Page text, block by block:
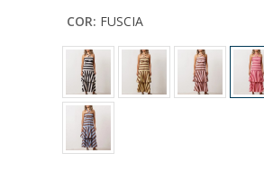
COR: FUSCIA